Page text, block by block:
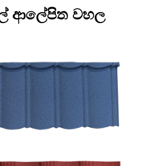
ආලේපිත වහල